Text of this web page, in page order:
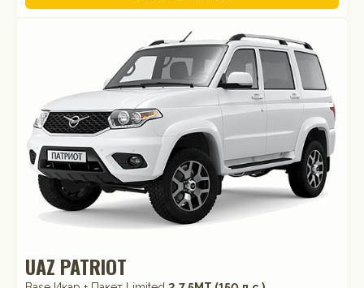
UAZ PATRIOT